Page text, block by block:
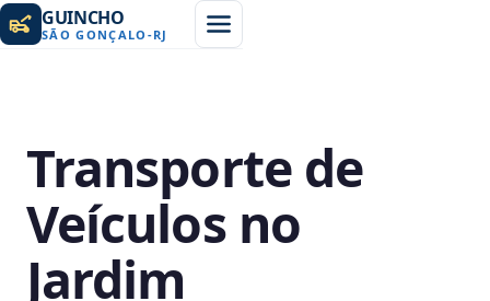
GUINCHO
SÃO GONÇALO -RJ
Transporte de
Veículos no
Jardim